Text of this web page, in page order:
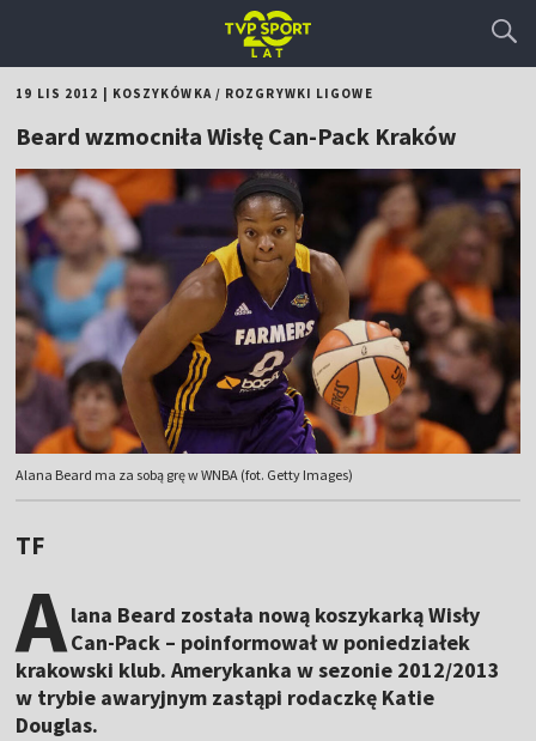
19 LIS 2012 KOSZYKÓWKA/ ROZGRYWKI LIGOWE
Beard wzmocniła Wisłę Can-Pack Kraków
Alana Beard ma za sobą grę w WNBA (fot. Getty Images)
TF
Alana Beard została nową koszykarką Wisły
Can-Pack – poinformował w poniedziałek
krakowski klub. Amerykanka w sezonie 2012/2013
w trybie awaryjnym zastąpi rodaczkę Katie
Douglas.